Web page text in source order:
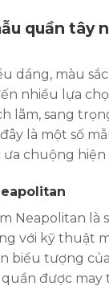
quần tây
dáng, màu
nhiều lựa
lãm, sang
là một số
chuộng hiện
Neapolitan là
với kỹ thuật
biểu tượng
được